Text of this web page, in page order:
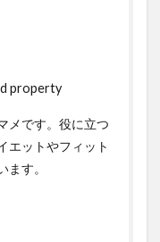
property
メです。役に立つ
エットやフィット
す。